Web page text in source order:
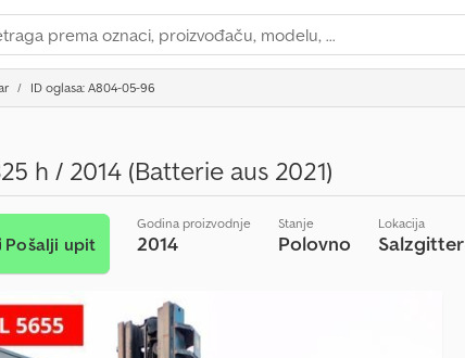
ID oglasa: A804-05-96
h / 2014 (Batterie aus 2021)
Pošalji upit
Godina proizvodnje
2014
Stanje
Polovno
Lokacija
Salzgitter